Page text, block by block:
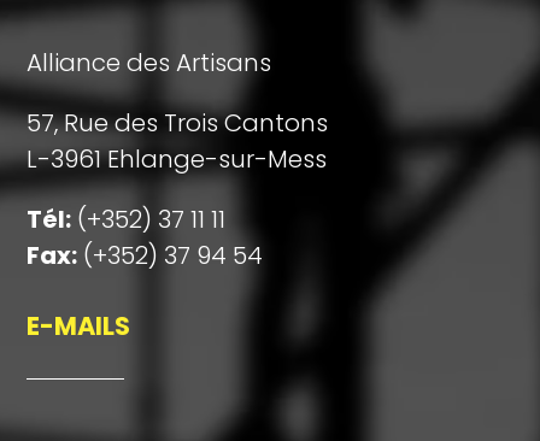
Alliance des Artisans
57, Rue des Trois Cantons
L-3961 Ehlange-sur-Mess
Tél: (+352) 37 11 11
Fax: (+352) 37 94 54
E-MAILS